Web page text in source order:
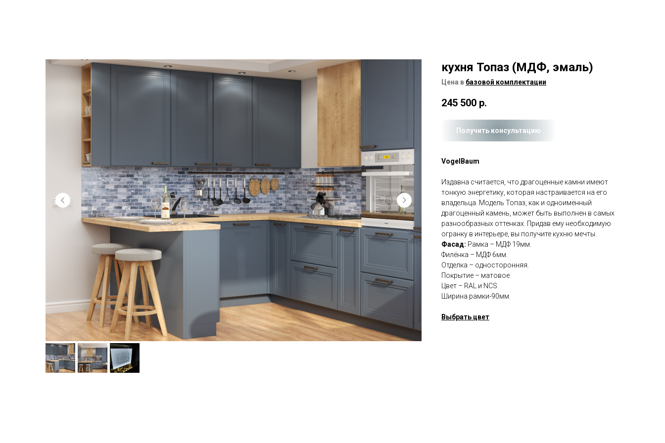
кухня Топаз (МДФ, эмаль)
Цена в базовой комплектации
245 500 р.
Получить консультацию
VogelBaum
Издавна считается, что драгоценные камни имеют
тонкую энергетику, которая настраивается на его
владельца. Модель Топаз, как и одноимённый
драгоценный камень, может быть выполнен в самых
разнообразных оттенках. Придав ему необходимую
огранку в интерьере, вы получите кухню мечты.
Фасад: Рамка – МДФ 19мм.
Филёнка – МДФ 6мм.
Отделка – односторонняя.
Покрытие – матовое.
Цвет – RAL и NCS.
Ширина рамки-90мм.
Выбрать цвет